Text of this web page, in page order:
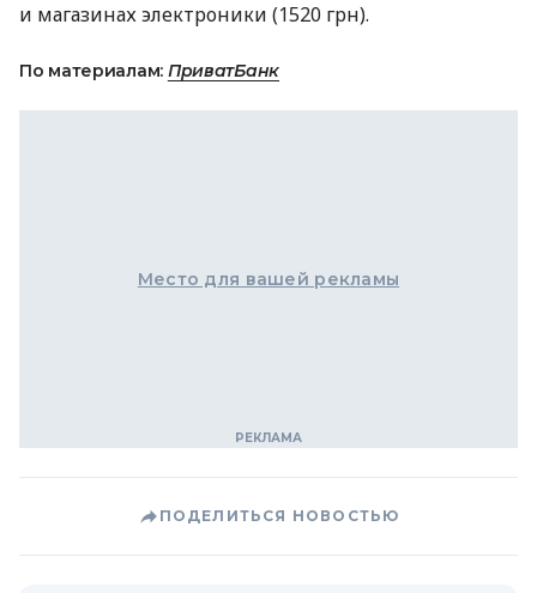
и магазинах электроники (1520 грн).
По материалам: ПриватБанк
Место для вашей рекламы
ПОДЕЛИТЬСЯ НОВОСТЬЮ